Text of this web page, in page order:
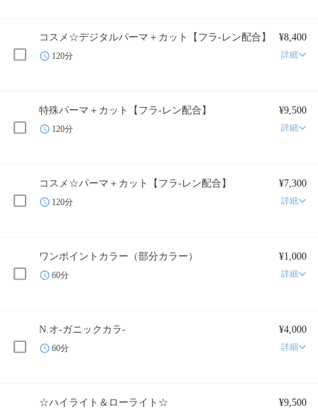
コスメ☆デジタルパーマ＋カット【フラ-レン配合】 ¥8,400
120分 詳細
特殊パーマ＋カット【フラ-レン配合】 ¥9,500
120分 詳細
コスメ☆パーマ＋カット【フラ-レン配合】 ¥7,300
120分 詳細
ワンポイントカラー（部分カラー） ¥1,000
60分 詳細
N.オ-ガニックカラ- ¥4,000
60分 詳細
☆ハイライト＆ローライト☆ ¥9,500